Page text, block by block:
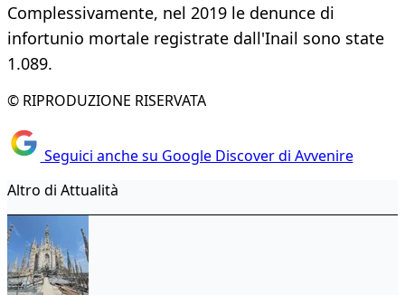
Complessivamente, nel 2019 le denunce di
infortunio mortale registrate dall'Inail sono state
1.089.
© RIPRODUZIONE RISERVATA
Seguici anche su Google Discover di Avvenire
Altro di Attualità